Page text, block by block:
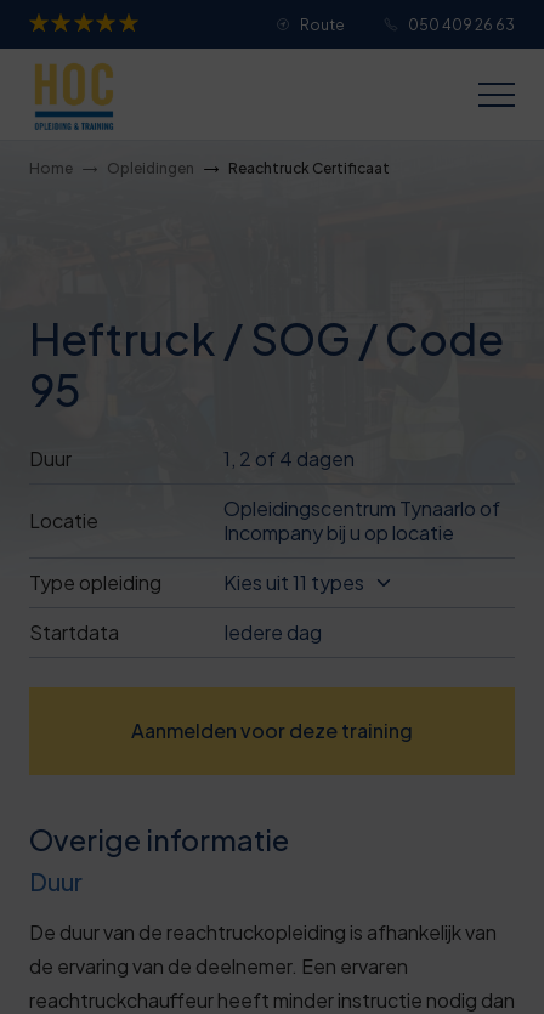
Route 050 409 26 63
Home Opleidingen Reachtruck Certificaat
Heftruck / SOG / Code
95
Duur 1, 2 of 4 dagen
Locatie
Opleidingscentrum Tynaarlo of
Incompany bij u op locatie
Type opleiding
Kies uit 11 types
Startdata
Iedere dag
Aanmelden voor deze training
Overige informatie
Duur
De duur van de reachtruckopleiding is afhankelijk van
de ervaring van de deelnemer. Een ervaren
reachtruckchauffeur heeft minder instructie nodig dan
Je overall waardering
Titel van je beoordeling
Je naam
ervaring.
Verzend beoordeling